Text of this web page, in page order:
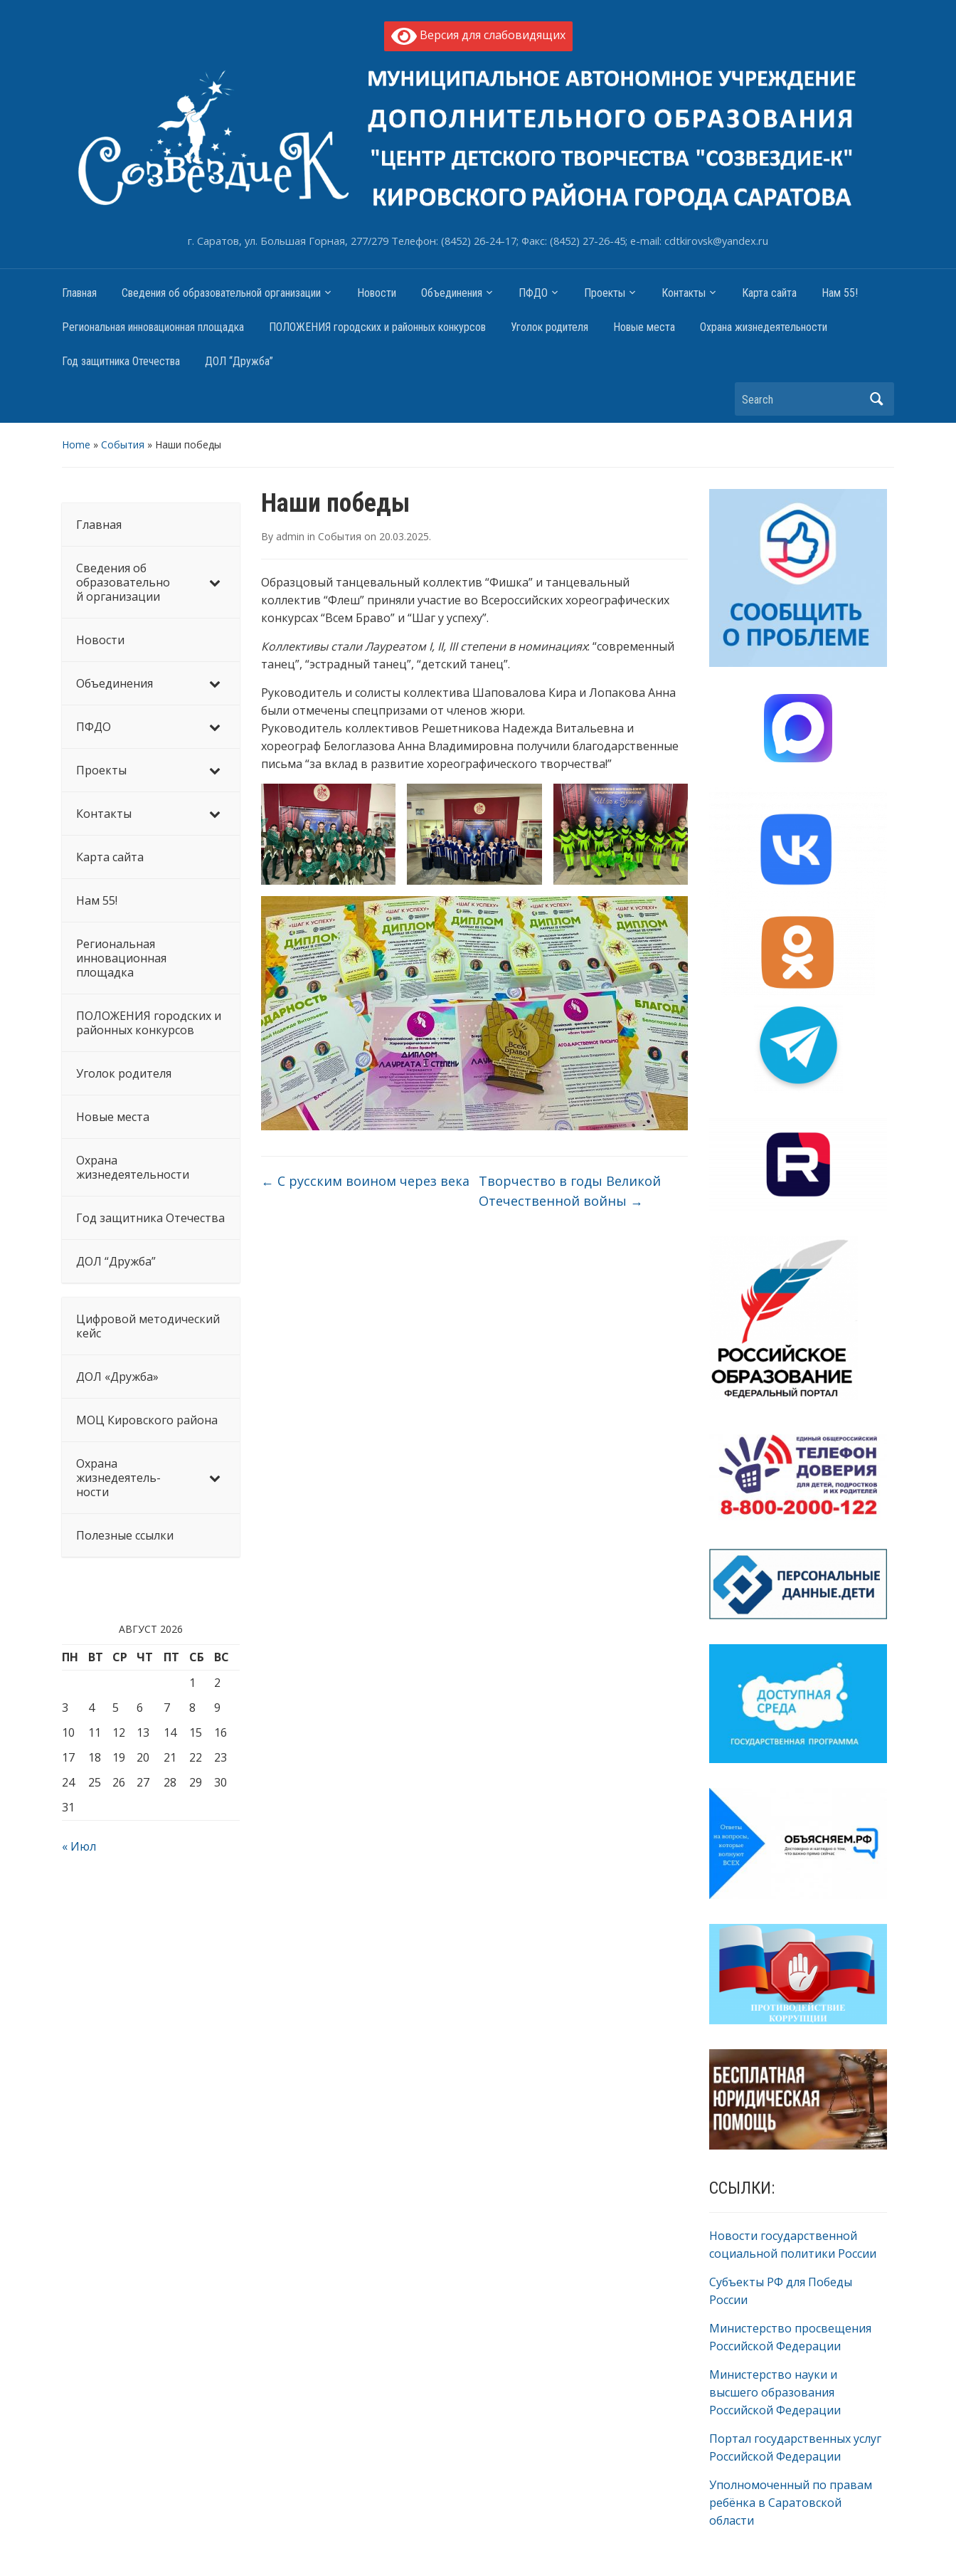
Версия для слабовидящих
г. Саратов, ул. Большая Горная, 277/279 Телефон: (8452) 26-24-17; Факс: (8452) 27-26-45; e-mail: cdtkirovsk@yandex.ru
Главная Сведения об образовательной организации Новости Объединения ПФДО Проекты Контакты Карта сайта Нам 55!
Региональная инновационная площадка ПОЛОЖЕНИЯ городских и районных конкурсов Уголок родителя Новые места Охрана жизнедеятельности
Год защитника Отечества ДОЛ “Дружба”
Search
Home » События » Наши победы
Главная
Сведения об
образовательно
й организации
Новости
Объединения
ПФДО
Проекты
Контакты
Карта сайта
Нам 55!
Региональная
инновационная
площадка
ПОЛОЖЕНИЯ городских и
районных конкурсов
Уголок родителя
Новые места
Охрана
жизнедеятельности
Год защитника Отечества
ДОЛ “Дружба”
Цифровой методический
кейс
ДОЛ «Дружба»
МОЦ Кировского района
Охрана
жизнедеятель-
ности
Полезные ссылки
АВГУСТ 2026
ПН ВТ СР ЧТ ПТ СБ
ВС
1
2
3
4 5 6 7 8
9
10
11 12 13 14 15
16
17
18 19 20 21 22
23
24
25 26 27 28 29
30
31
« Июл
Наши победы
By admin in События on 20.03.2025.
Образцовый танцевальный коллектив “Фишка” и танцевальный
коллектив “Флеш” приняли участие во Всероссийских хореографических
конкурсах “Всем Браво” и “Шаг у успеху”.
Коллективы стали Лауреатом I, II, III степени в номинациях: “современный
танец”, “эстрадный танец”, “детский танец”.
Руководитель и солисты коллектива Шаповалова Кира и Лопакова Анна
были отмечены спецпризами от членов жюри.
Руководитель коллективов Решетникова Надежда Витальевна и
хореограф Белоглазова Анна Владимировна получили благодарственные
письма “за вклад в развитие хореографического творчества!”
← С русским воином через века
Творчество в годы Великой
Отечественной войны →
ССЫЛКИ:
Новости государственной
социальной политики России
Субъекты РФ для Победы
России
Министерство просвещения
Российской Федерации
Министерство науки и
высшего образования
Российской Федерации
Портал государственных услуг
Российской Федерации
Уполномоченный по правам
ребёнка в Саратовской
области